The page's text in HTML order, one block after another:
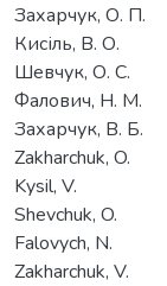
Захарчук, О. П.
Кисіль, В. О.
Шевчук, О. С.
Фалович, Н. М.
Захарчук, В. Б.
Zakharchuk, O.
Kysil, V.
Shevchuk, O.
Falovych, N.
Zakharchuk, V.